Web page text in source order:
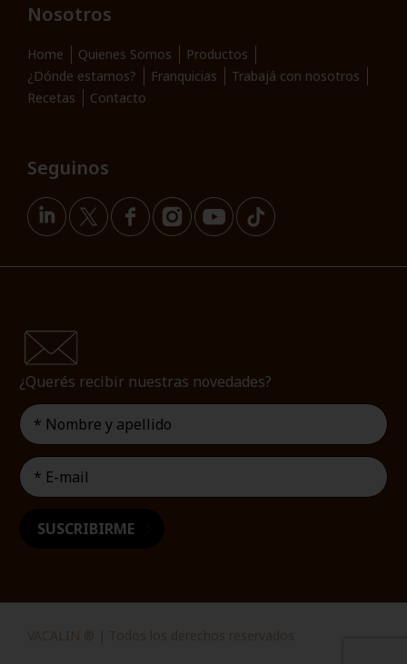
Nosotros
Home Quienes Somos
Productos
¿Dónde estamos?
Franquicias
Trabajá con nosotros
Recetas
Contacto
Seguinos
¿Querés recibir nuestras novedades?
VACALIN ® | Todos los derechos reservados